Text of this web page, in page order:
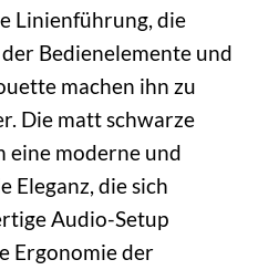
Linienführung, die
Bedienelemente und
machen ihn zu
Die matt schwarze
eine moderne und
Eleganz, die sich
Audio-Setup
Ergonomie der